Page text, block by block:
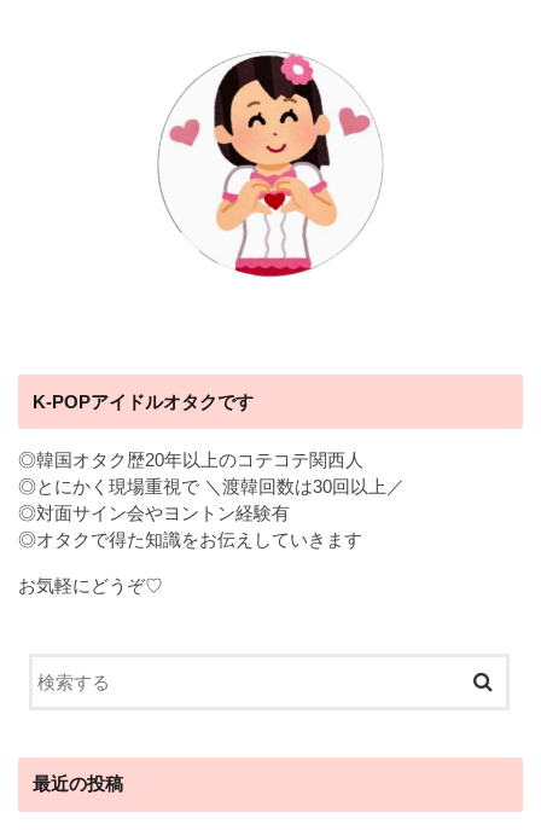
K-POPアイドルオタクです
◎韓国オタク歴20年以上のコテコテ関西人
◎とにかく現場重視で ＼渡韓回数は30回以上／
◎対面サイン会やヨントン経験有
◎オタクで得た知識をお伝えしていきます
お気軽にどうぞ♡
最近の投稿